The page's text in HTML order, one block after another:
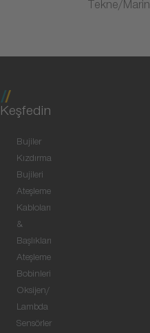
Tekne/Marin
Keşfedin
Bujiler
Kızdırma
Bujileri
Ateşleme
Kabloları
&
Başlıkları
Ateşleme
Bobinleri
Oksijen/
Lambda
Sensörler